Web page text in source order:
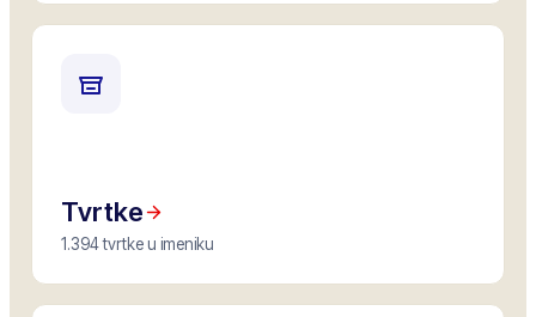
Tvrtke
1.394 tvrtke u imeniku